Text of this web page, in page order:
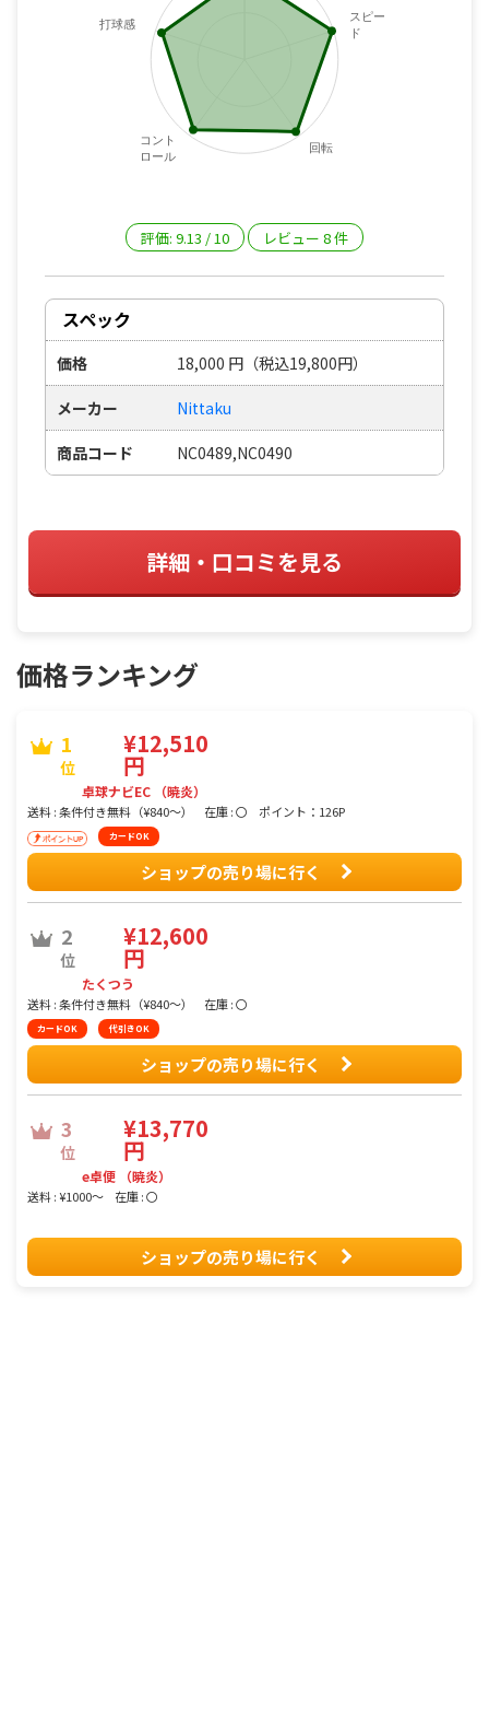
スピー
ド
回転
コント
ロール
打球感
評価: 9.13 / 10 レビュー 8件
スペック
価格 18,000 円 （税込19,800円）
メーカー Nittaku
商品コード NC0489,NC0490
詳細・口コミを見る
価格ランキング
1
位
¥12,510
円
卓球ナビEC （暁炎）
送料 : 条件付き無料（¥840〜） 在庫 : 〇 ポイント：126P
カードOK
ショップの売り場に行く
2
位
¥12,600
円
たくつう
送料 : 条件付き無料（¥840〜） 在庫 : 〇
カードOK 代引きOK
ショップの売り場に行く
3
位
¥13,770
円
e卓便 （暁炎）
送料 : ¥1000〜 在庫 : 〇
ショップの売り場に行く